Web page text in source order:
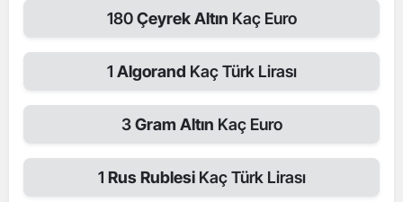
180Çeyrek Altın Kaç Euro
1 Algorand Kaç Türk Lirası
3Gram Altın Kaç Euro
1 Rus RublesiKaç Türk Lirası